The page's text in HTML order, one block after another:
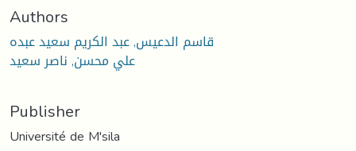
Authors
قاسم الدعيس, عبد الكريم سعيد عبده
علي محسن, ناصر سعيد
Publisher
Université de M'sila